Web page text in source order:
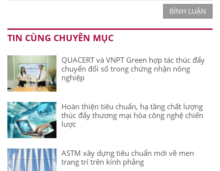
BÌNH LUẬN
TIN CÙNG CHUYÊN MỤC
QUACERT và VNPT Green hợp tác thúc đẩy
chuyển đổi số trong chứng nhận nông
nghiệp
Hoàn thiện tiêu chuẩn, hạ tầng chất lượng
thúc đẩy thương mại hóa công nghệ chiến
lược
ASTM xây dựng tiêu chuẩn mới về men
trang trí trên kính phẳng